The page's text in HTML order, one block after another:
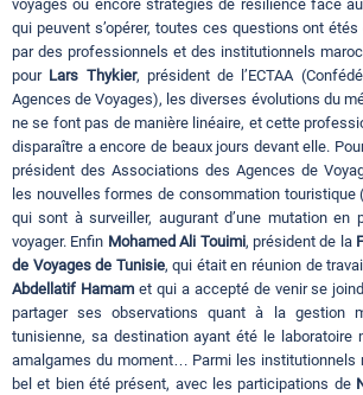
voyages ou encore stratégies de résilience face
qui peuvent s’opérer, toutes ces questions ont
par des professionnels et des institutionnels
pour Lars Thykier, président de l’ECTAA
Agences de Voyages), les diverses évolutions du
ne se font pas de manière linéaire, et cette
disparaître a encore de beaux jours devant elle.
président des Associations des Agences de
les nouvelles formes de consommation
qui sont à surveiller, augurant d’une mutation en
voyager. Enfin Mohamed Ali Touimi, président de la
de Voyages de Tunisie, qui était en réunion de
Abdellatif Hamamet qui a accepté de venir se
partager ses observations quant à la gestion
tunisienne, sa destination ayant été le laboratoire
amalgames du moment… Parmi les institutionnels
bel et bien été présent, avec les participations de